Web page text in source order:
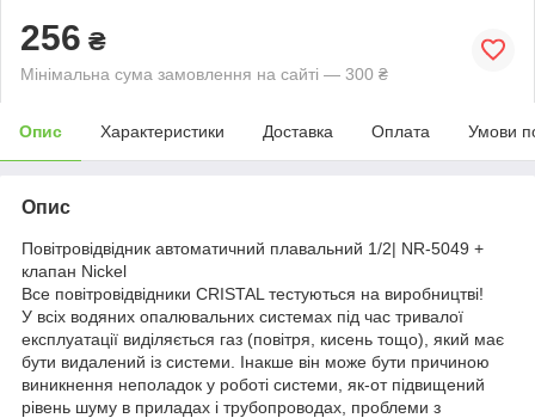
256 ₴
Мінімальна сума замовлення на сайті — 300 ₴
Опис Характеристики Доставка Оплата Умови
Опис
Повітровідвідник автоматичний плавальний 1/2| NR-5049 +
клапан Nickel
Все повітровідвідники CRISTAL тестуються на виробництві!
У всіх водяних опалювальних системах під час тривалої
експлуатації виділяється газ (повітря, кисень тощо), який має
бути видалений із системи. Інакше він може бути причиною
виникнення неполадок у роботі системи, як-от підвищений
рівень шуму в приладах і трубопроводах, проблеми з